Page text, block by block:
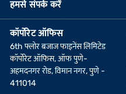
हमसे संपर्क करें
कॉर्पोरेट ऑफिस
6th फ्लोर बजाज फाइनेंस लिमिटेड
कॉर्पोरेट ऑफिस, ऑफ पुणे-
अहमदनगर रोड, विमान नगर, पुणे -
411014